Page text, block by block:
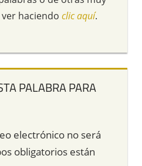
haciendo clic aquí.
PALABRA PARA
electrónico no será
obligatorios están